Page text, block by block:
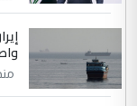
التعليق :
وتعديل
منذ 3